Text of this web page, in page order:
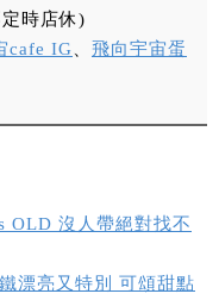
時店休)
cafe IG
飛向宇宙蛋
OLD 沒人帶絕對找不
漂亮又特別 可頌甜點